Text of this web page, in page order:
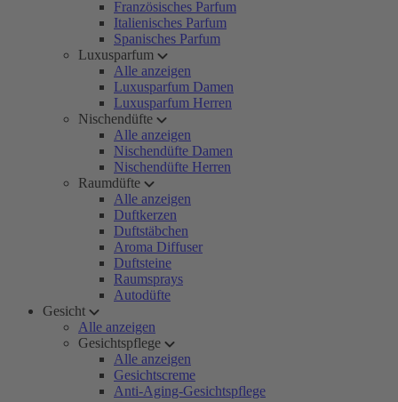
Französisches Parfum
Italienisches Parfum
Spanisches Parfum
Luxusparfum
Alle anzeigen
Luxusparfum Damen
Luxusparfum Herren
Nischendüfte
Alle anzeigen
Nischendüfte Damen
Nischendüfte Herren
Raumdüfte
Alle anzeigen
Duftkerzen
Duftstäbchen
Aroma Diffuser
Duftsteine
Raumsprays
Autodüfte
Gesicht
Alle anzeigen
Gesichtspflege
Alle anzeigen
Gesichtscreme
Anti-Aging-Gesichtspflege